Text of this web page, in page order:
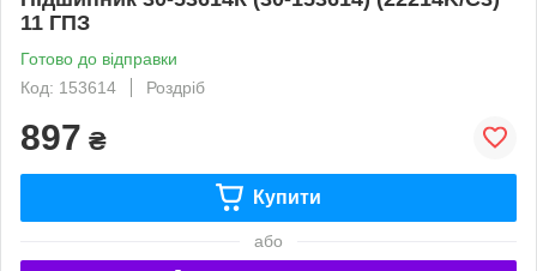
11 ГПЗ
Готово до відправки
Код: 153614
Роздріб
897 ₴
Купити
або